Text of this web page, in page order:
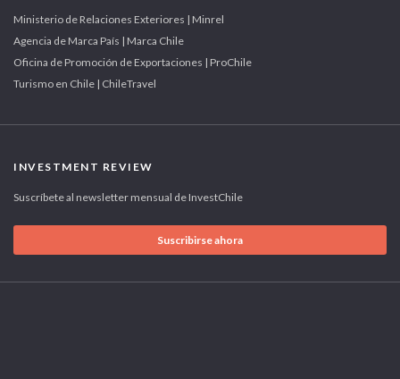
Ministerio de Relaciones Exteriores | Minrel
Agencia de Marca País | Marca Chile
Oficina de Promoción de Exportaciones | ProChile
Turismo en Chile | ChileTravel
INVESTMENT REVIEW
Suscríbete al newsletter mensual de InvestChile
Suscribirse ahora